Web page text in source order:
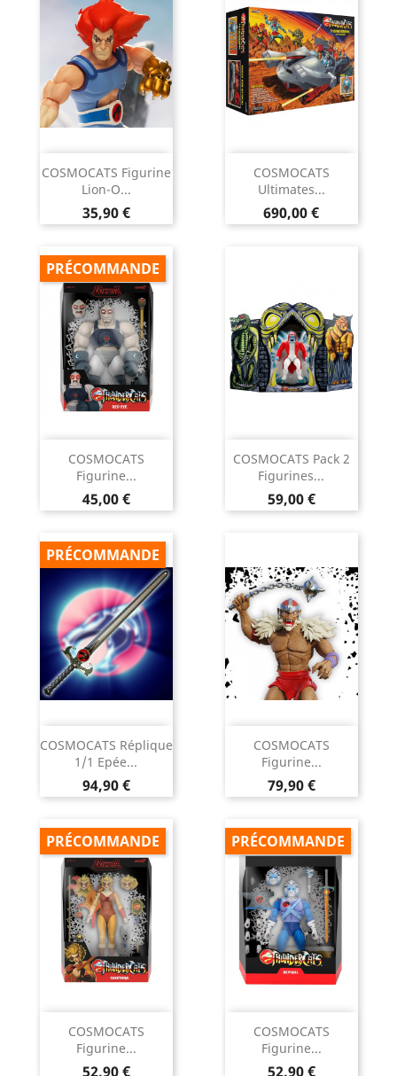
COSMOCATS Figurine
Lion-O...
Prix
35,90 €
COSMOCATS
Ultimates...
Prix
690,00 €
COSMOCATS
Figurine...
Prix
45,00 €
PRÉCOMMANDE
COSMOCATS Pack 2
Figurines...
Prix
59,00 €
COSMOCATS Réplique
1/1 Epée...
Prix
94,90 €
PRÉCOMMANDE
COSMOCATS
Figurine...
Prix
79,90 €
COSMOCATS
Figurine...
Prix
52,90 €
PRÉCOMMANDE
COSMOCATS
Figurine...
Prix
52,90 €
PRÉCOMMANDE